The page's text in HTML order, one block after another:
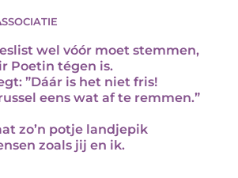
wel vóór moet stemmen,
Poetin tégen is.
”Dáár is het niet fris!
eens wat af te remmen.”
zo’n potje landjepik
zoals jij en ik.